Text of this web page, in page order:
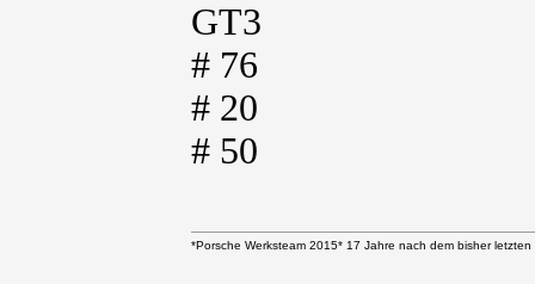
GT3
# 76
# 20
# 50
*Porsche Werksteam 2015* 17 Jahre nach dem bisher